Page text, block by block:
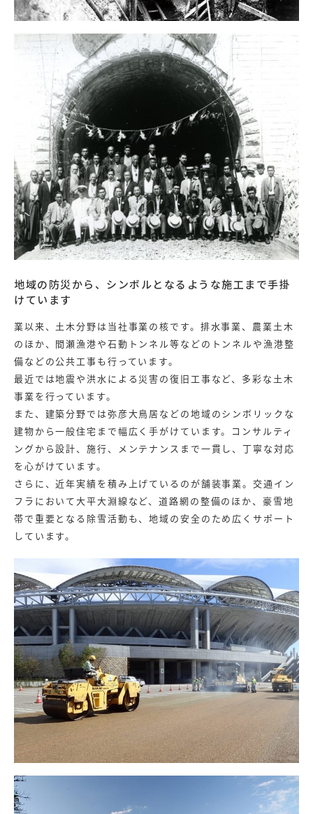
地域の防災から、シンボルとなるような施工まで手掛
けています
業以来、土木分野は当社事業の核です。排水事業、農業土木
のほか、間瀬漁港や石動トンネル等などのトンネルや漁港整
備などの公共工事も行っています。
最近では地震や洪水による災害の復旧工事など、多彩な土木
事業を行っています。
また、建築分野では弥彦大鳥居などの地域のシンボリックな
建物から一般住宅まで幅広く手がけています。コンサルティ
ングから設計、施行、メンテナンスまで一貫し、丁寧な対応
を心がけています。
さらに、近年実績を積み上げているのが舗装事業。交通イン
フラにおいて大平大淵線など、道路網の整備のほか、豪雪地
帯で重要となる除雪活動も、地域の安全のため広くサポート
しています。